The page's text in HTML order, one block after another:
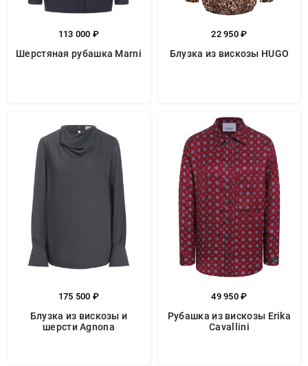
113 000 ₽
Шерстяная рубашка Marni
22 950 ₽
Блузка из вискозы HUGO
175 500 ₽
Блузка из вискозы и
шерсти Agnona
49 950 ₽
Рубашка из вискозы Erika
Cavallini